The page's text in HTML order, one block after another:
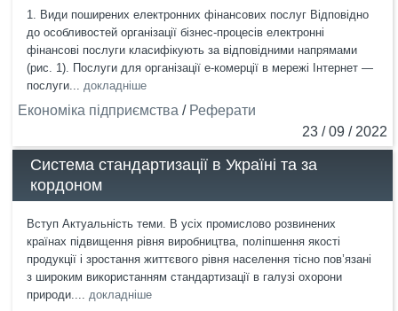
1. Види поширених електронних фінансових послуг Відповідно
до особливостей організації бізнес-процесів електронні
фінансові послуги класифікують за відповідними напрямами
(рис. 1). Послуги для організації е-комерції в мережі Інтернет —
послуги... докладніше
Економіка підприємства / Реферати
23 / 09 / 2022
Система стандартизації в Україні та за
кордоном
Вступ Актуальність теми. В усіх промислово розвинених
країнах підвищення рівня виробництва, поліпшення якості
продукції і зростання життєвого рівня населення тісно пов’язані
з широким використанням стандартизації в галузі охорони
природи.... докладніше